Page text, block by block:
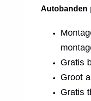
Autobanden
Gratis
Groot
Gratis